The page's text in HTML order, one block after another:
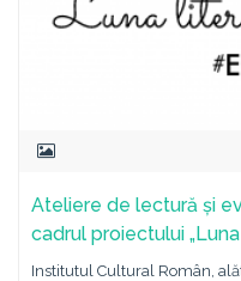
Ateliere de lectură și
cadrul proiectului
Institutul Cultural Român,